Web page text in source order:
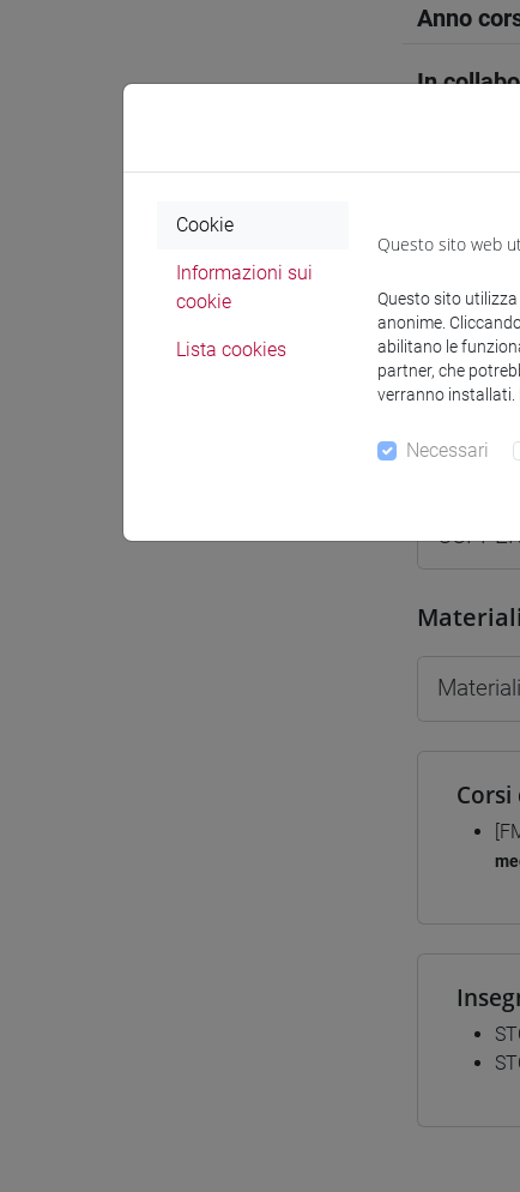
Anno
In
Docenti
Cookie
Informazioni sui
cookie
Lista cookies
Questo sito web
Questo sito
anonime.
abilitano le
partner, che
verranno installati.
Necessari